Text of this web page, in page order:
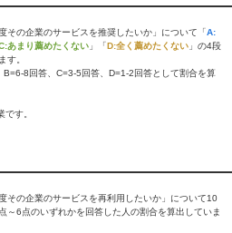
その企業のサービスを推奨したいか」について「A:
あまり薦めたくない 」「D:全く薦めたくない 」の4段
す。
8回答、C=3-5回答、D=1-2回答として割合を算
す。
その企業のサービスを再利用したいか」について10
～6点のいずれかを回答した人の割合を算出していま